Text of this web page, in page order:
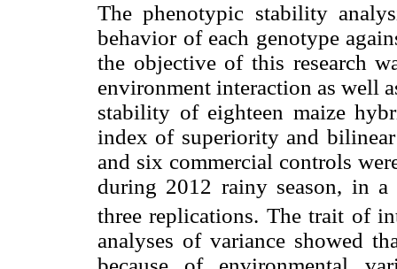
The phenotypic stability
behavior of each genotype
the objective of this research
environment interaction as well
stability of eighteen maize
index of superiority and
and six commercial controls
during 2012 rainy season, in
three replications. The trait of
analyses of variance showed